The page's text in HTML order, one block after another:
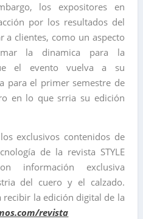
los expositores en
por los resultados del
a clientes, como un aspecto
la dinamica para la
el evento vuelva a su
para el primer semestre de
en lo que srria su edición
exclusivos contenidos de
de la revista STYLE
información exclusiva
del cuero y el calzado.
recibir la edición digital de la
revista